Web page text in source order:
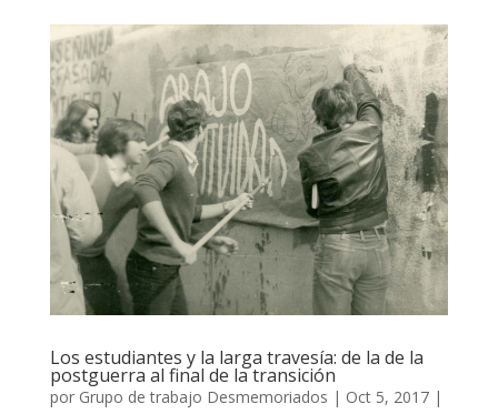
Los estudiantes y la larga travesía: de la de la
postguerra al final de la transición
por Grupo de trabajo Desmemoriados | Oct 5, 2017|